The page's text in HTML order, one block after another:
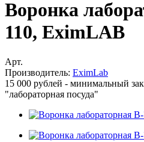
Воронка
110, EximLAB
Арт.
Производитель: EximLab
15 000 рублей - минимальный
"лабораторная посуда"